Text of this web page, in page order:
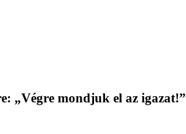
„Végre mondjuk el az igazat!”